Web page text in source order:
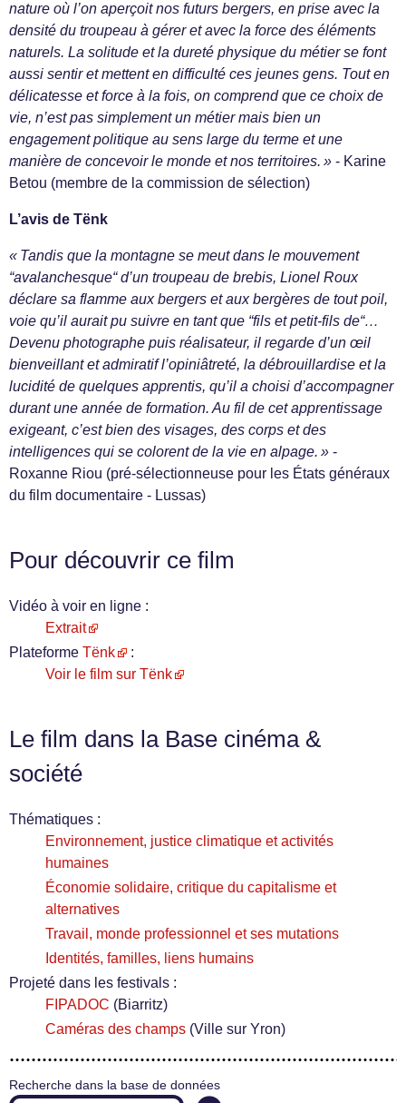
nature où l’on aperçoit nos futurs bergers, en prise avec la
densité du troupeau à gérer et avec la force des éléments
naturels. La solitude et la dureté physique du métier se font
aussi sentir et mettent en difficulté ces jeunes gens. Tout en
délicatesse et force à la fois, on comprend que ce choix de
vie, n’est pas simplement un métier mais bien un
engagement politique au sens large du terme et une
manière de concevoir le monde et nos territoires. » - Karine
Betou (membre de la commission de sélection)
L’avis de Tënk
« Tandis que la montagne se meut dans le mouvement
“avalanchesque“ d’un troupeau de brebis, Lionel Roux
déclare sa flamme aux bergers et aux bergères de tout poil,
voie qu’il aurait pu suivre en tant que “fils et petit-fils de“…
Devenu photographe puis réalisateur, il regarde d’un œil
bienveillant et admiratif l’opiniâtreté, la débrouillardise et la
lucidité de quelques apprentis, qu’il a choisi d’accompagner
durant une année de formation. Au fil de cet apprentissage
exigeant, c’est bien des visages, des corps et des
intelligences qui se colorent de la vie en alpage. » -
Roxanne Riou (pré-sélectionneuse pour les États généraux
du film documentaire - Lussas)
Pour découvrir ce film
Vidéo à voir en ligne :
Extrait
Plateforme Tënk
:
Voir le film sur Tënk
Le film dans la Base cinéma &
société
Thématiques :
Environnement, justice climatique et activités
humaines
Économie solidaire, critique du capitalisme et
alternatives
Travail, monde professionnel et ses mutations
Identités, familles, liens humains
Projeté dans les festivals :
FIPADOC (Biarritz)
Caméras des champs (Ville sur Yron)
Recherche dans la base de données